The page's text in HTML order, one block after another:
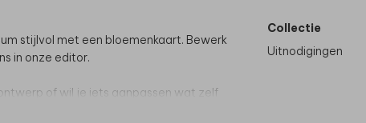
stijlvol met een bloemenkaart. Bewerk
in onze editor.
of wil je iets aanpassen wat zelf
dan gerust
Collectie
Uitnodigingen